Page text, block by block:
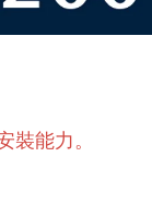
能力。